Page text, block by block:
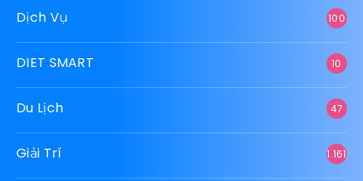
Dịch Vụ 100
DIET SMART 10
Du Lịch 47
Giải Trí 1.161